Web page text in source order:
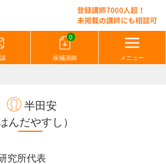
0
候補講師 メニュー
半田安
はんだやすし）
究所代表